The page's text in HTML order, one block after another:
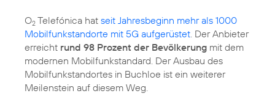
O2 Telefónica hat seit Jahresbeginn mehr als 1000
Mobilfunkstandorte mit 5G aufgerüstet . Der Anbieter
erreicht rund 98 Prozent der Bevölkerung mit dem
modernen Mobilfunkstandard. Der Ausbau des
Mobilfunkstandortes in Buchloe ist ein weiterer
Meilenstein auf diesem Weg.